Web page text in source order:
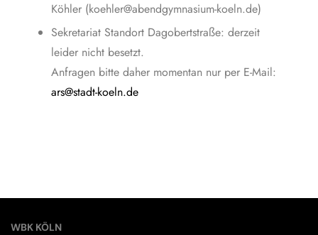
Köhler (koehler@abendgymnasium-koeln.de)
Sekretariat Standort Dagobertstraße: derzeit
leider nicht besetzt.
Anfragen bitte daher momentan nur per E-Mail:
ars@stadt-koeln.de
WBK KÖLN